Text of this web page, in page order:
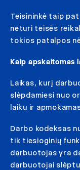
Teisininkė taip
neturi teisės
tokios patalpos
Kaip apskaitomas
Laikas, kurį
slėpdamiesi nuo
laiku ir
Darbo kodeksas
tik tiesioginių
darbuotojas yra
darbuotojai